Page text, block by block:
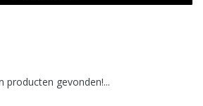
producten gevonden!...